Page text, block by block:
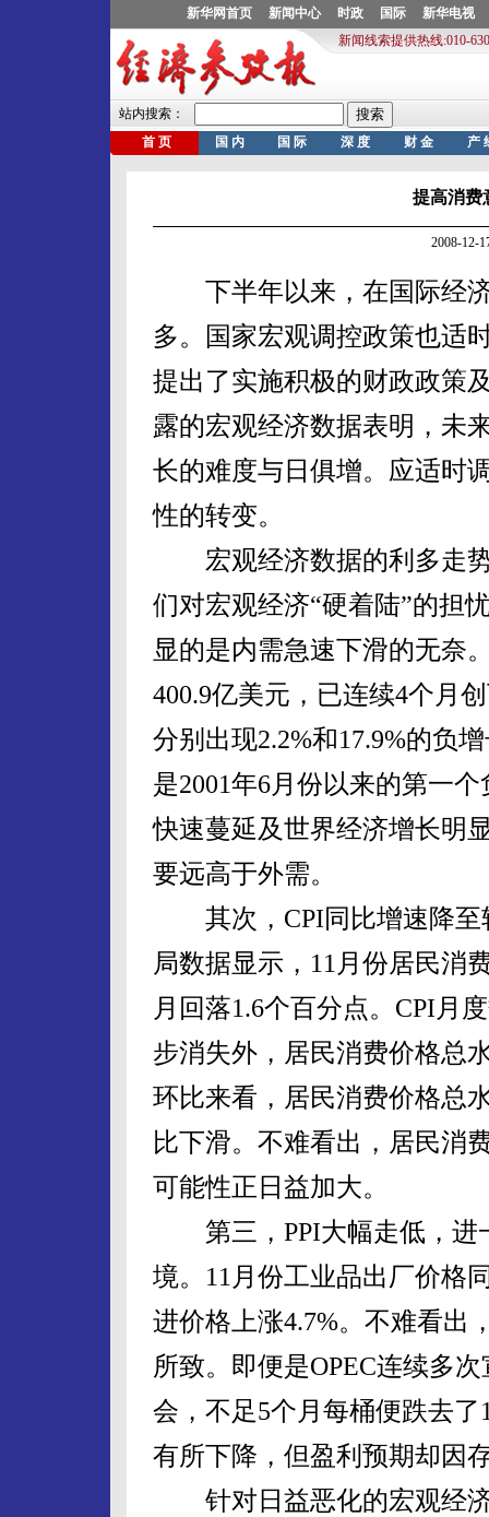
提高消费
2008-12-
下半年以来，在国际经济
多。国家宏观调控政策也适
提出了实施积极的财政政策
露的宏观经济数据表明，未
长的难度与日俱增。应适时
性的转变。
宏观经济数据的利多走势
们对宏观经济“硬着陆”的担
显的是内需急速下滑的无奈
400.9亿美元，已连续4个月
分别出现2.2%和17.9%的负
是2001年6月份以来的第一
快速蔓延及世界经济增长明
要远高于外需。
其次，CPI同比增速降至
局数据显示，11月份居民消
月回落1.6个百分点。CPI月
步消失外，居民消费价格总
环比来看，居民消费价格总
比下滑。不难看出，居民消
可能性正日益加大。
第三，PPI大幅走低，进
境。11月份工业品出厂价格
进价格上涨4.7%。不难看出
所致。即便是OPEC连续多
会，不足5个月每桶便跌去
有所下降，但盈利预期却因
针对日益恶化的宏观经济